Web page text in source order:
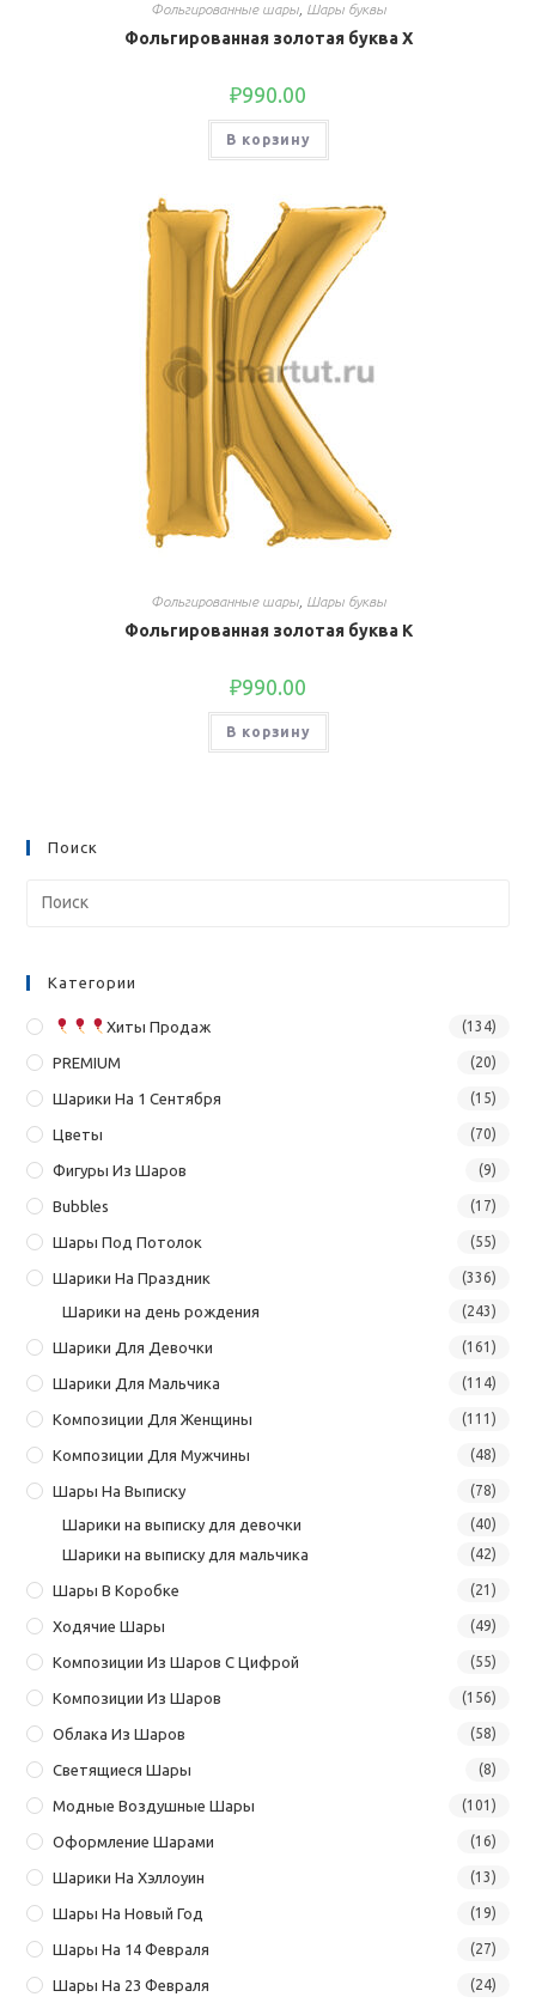
Фольгированные шары, Шары буквы
Фольгированная золотая буква X
₽990.00
В корзину
Фольгированные шары, Шары буквы
Фольгированная золотая буква K
₽990.00
В корзину
Поиск
Категории
Хиты Продаж (134)
PREMIUM (20)
Шарики На 1 Сентября (15)
Цветы (70)
Фигуры Из Шаров (9)
Bubbles (17)
Шары Под Потолок (55)
Шарики На Праздник (336)
Шарики на день рождения (243)
Шарики Для Девочки (161)
Шарики Для Мальчика (114)
Композиции Для Женщины (111)
Композиции Для Мужчины (48)
Шары На Выписку (78)
Шарики на выписку для девочки (40)
Шарики на выписку для мальчика (42)
Шары В Коробке (21)
Ходячие Шары (49)
Композиции Из Шаров С Цифрой (55)
Композиции Из Шаров (156)
Облака Из Шаров (58)
Светящиеся Шары (8)
Модные Воздушные Шары (101)
Оформление Шарами (16)
Шарики На Хэллоуин (13)
Шары На Новый Год (19)
Шары На 14 Февраля (27)
Шары На 23 Февраля (24)